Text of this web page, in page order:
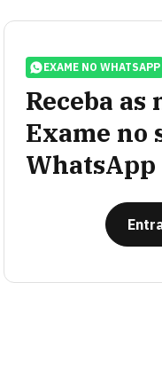
EXAME NO WHATSAPP
Receba as
Exame no
WhatsApp